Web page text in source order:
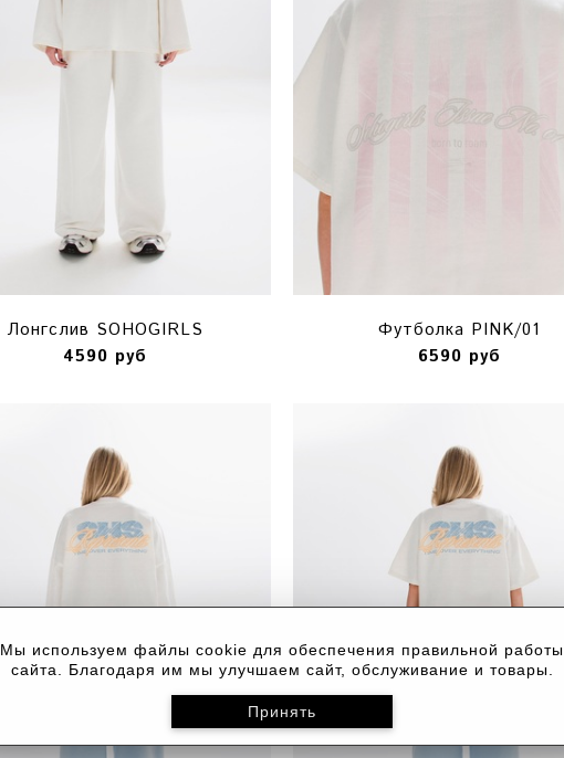
Лонгслив SOHOGIRLS
4590 руб
Футболка PINK/01
6590 руб
Мы используем файлы cookie для обеспечения правильной работы
сайта. Благодаря им мы улучшаем сайт, обслуживание и товары.